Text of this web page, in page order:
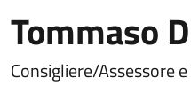
Tommaso
Consigliere/Assessore